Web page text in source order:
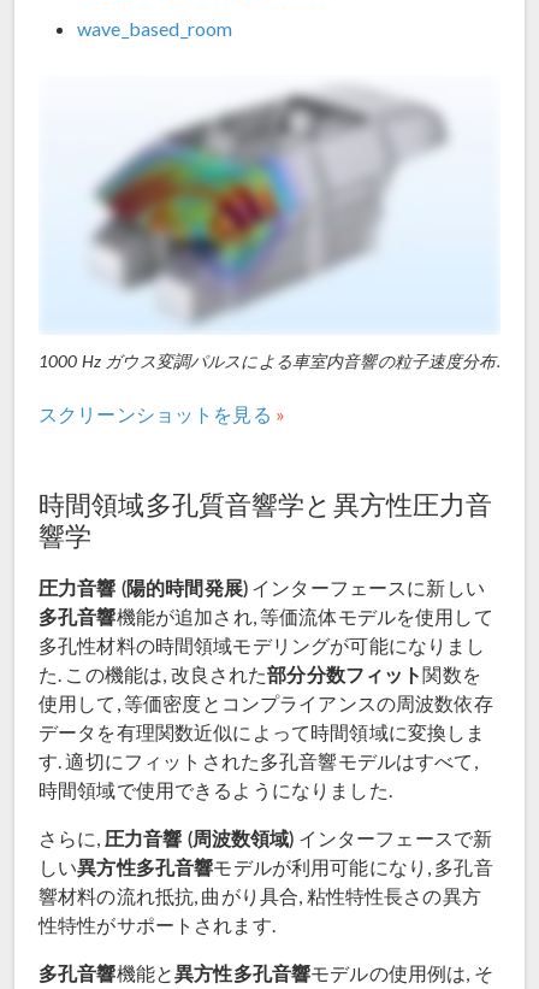
wave_based_room
1000 Hz ガウス変調パルスによる車室内音響の粒子速度分布.
スクリーンショットを見る
時間領域多孔質音響学と異方性圧力音
響学
圧力音響 (陽的時間発展)インターフェースに新しい
多孔音響機能が追加され, 等価流体モデルを使用して
多孔性材料の時間領域モデリングが可能になりまし
た. この機能は, 改良された部分分数フィット関数を
使用して, 等価密度とコンプライアンスの周波数依存
データを有理関数近似によって時間領域に変換しま
す. 適切にフィットされた多孔音響モデルはすべて,
時間領域で使用できるようになりました.
さらに, 圧力音響 (周波数領域) インターフェースで新
しい異方性多孔音響モデルが利用可能になり, 多孔音
響材料の流れ抵抗, 曲がり具合, 粘性特性長さの異方
性特性がサポートされます.
多孔音響機能と異方性多孔音響モデルの使用例は, そ